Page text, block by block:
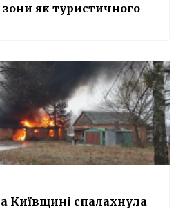
як туристичного
Київщині спалахнула